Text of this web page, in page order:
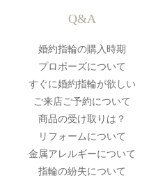
Q&A
婚約指輪の購入時期
プロポーズについて
すぐに婚約指輪が欲しい
ご来店ご予約について
商品の受け取りは？
リフォームについて
金属アレルギーについて
指輪の紛失について